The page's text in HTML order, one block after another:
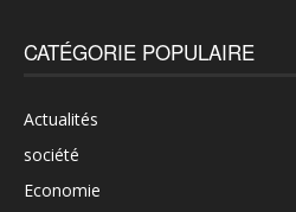
CATÉGORIE POPULAIRE
Actualités
société
Economie